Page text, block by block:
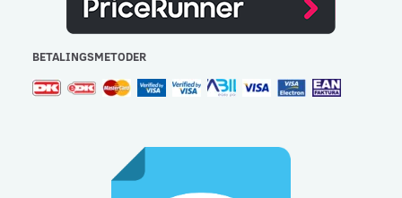
BETALINGSMETODER